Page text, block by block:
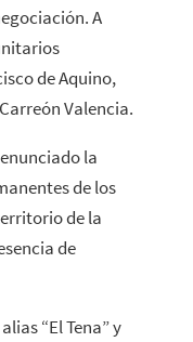
A
de Aquino,
Valencia.
la
de los
de la
de
“El Tena” y